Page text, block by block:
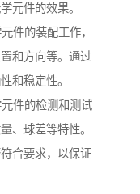
元件的效果。
件的装配工作，
和方向等。通过
和稳定性。
件的检测和测试
、球差等特性。
合要求，以保证